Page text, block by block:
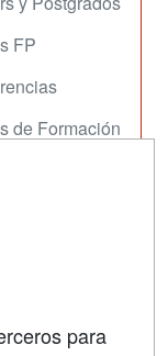
FP
de Formación
para